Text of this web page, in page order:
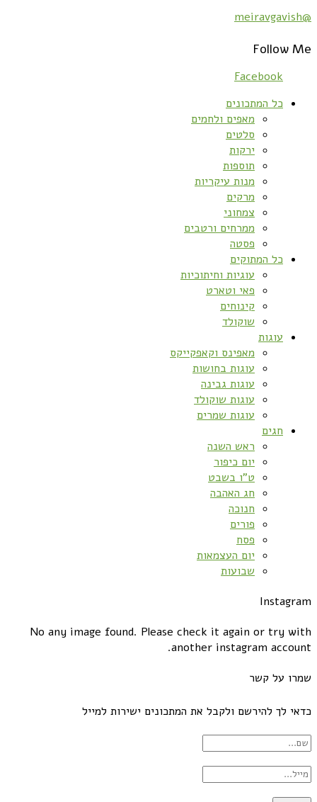
@meiravgavish
Follow Me
Facebook
כל המתכונים
מאפים ולחמים
סלטים
ירקות
תוספות
מנות עיקריות
מרקים
צמחוני
ממרחים ורטבים
פסטה
כל המתוקים
עוגיות וחיתוכיות
פאי וטארט
קינוחים
שוקולד
עוגות
מאפינס וקאפקייקס
עוגות בחושות
עוגות גבינה
עוגות שוקולד
עוגות שמרים
חגים
ראש השנה
יום כיפור
ט”ו בשבט
חג האהבה
חנוכה
פורים
פסח
יום העצמאות
שבועות
Instagram
No any image found. Please check it again or try with
another instagram account.
שמרו על קשר
כדאי לך להירשם ולקבל את המתכונים ישירות למייל